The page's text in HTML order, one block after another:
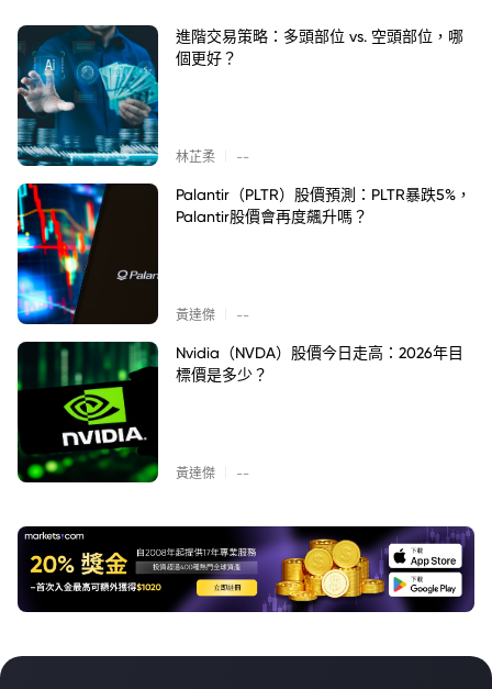
進階交易策略：多頭部位 vs. 空頭部位，哪
個更好？
林芷柔 --
Palantir（PLTR）股價預測：PLTR暴跌5%，
Palantir股價會再度飆升嗎？
黃達傑 --
Nvidia（NVDA）股價今日走高：2026年目
標價是多少？
黃達傑 --